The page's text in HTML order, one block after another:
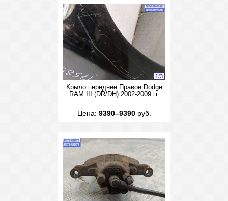
1/3
Крыло переднее Правое Dodge
RAM III (DR/DH) 2002-2009 гг.
Цена: 9390–9390руб.